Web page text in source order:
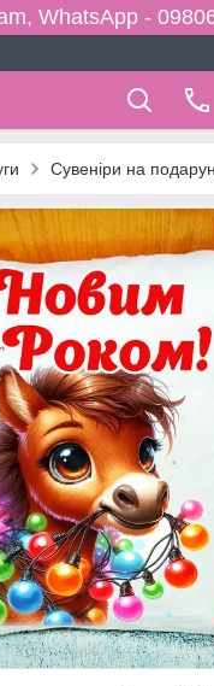
WhatsApp -
Сувеніри на